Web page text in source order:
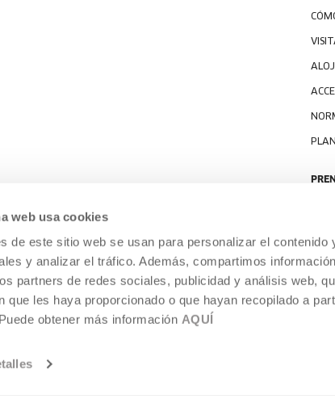
web usa cookies
de este sitio web se usan para personalizar el
y analizar el tráfico. Además, compartimos
partners de redes sociales, publicidad y análisis web,
que les haya proporcionado o que hayan recopilado a
obtener más información AQUÍ
CULTURA CONTEMPORÁNEA,